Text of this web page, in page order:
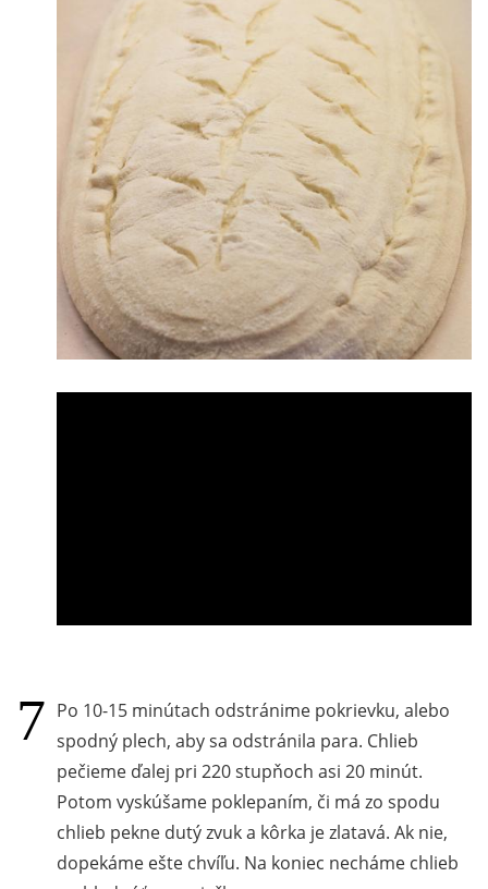
Po 10-15 minútach odstránime pokrievku, alebo
spodný plech, aby sa odstránila para. Chlieb
pečieme ďalej pri 220 stupňoch asi 20 minút.
Potom vyskúšame poklepaním, či má zo spodu
chlieb pekne dutý zvuk a kôrka je zlatavá. Ak nie,
dopekáme ešte chvíľu. Na koniec necháme chlieb